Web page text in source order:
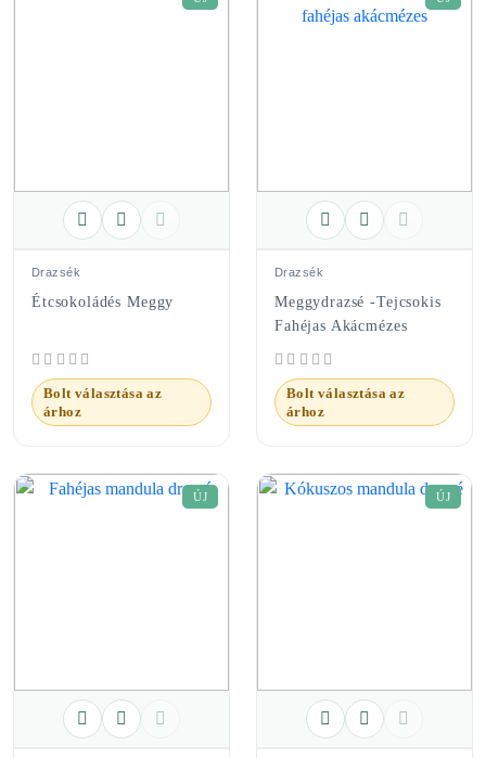
Drazsék
Étcsokoládés Meggy
Bolt választása az
árhoz
Drazsék
Meggydrazsé -Tejcsokis
Fahéjas Akácmézes
Bolt választása az
árhoz
ÚJ ÚJ